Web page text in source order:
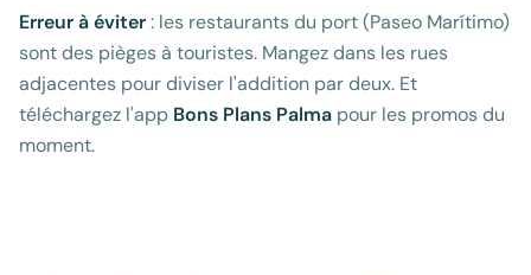
Erreur à éviter: les restaurants du port (Paseo Marítimo)
sont des pièges à touristes. Mangez dans les rues
adjacentes pour diviser l'addition par deux. Et
téléchargez l'app Bons Plans Palma pour les promos du
moment.